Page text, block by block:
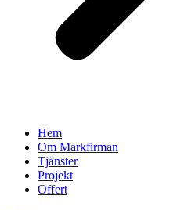
Hem
Om Markfirman
Tjänster
Projekt
Offert